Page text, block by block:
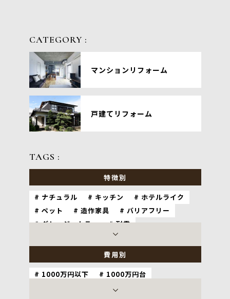
CATEGORY :
マンションリフォーム
戸建てリフォーム
TAGS :
特徴別
ナチュラル キッチン
ホテルライク
ペット
造作家具
バリアフリー
グレージュカラー
耐震
和室
費用別
1000万円以下
1000万円台
3000万円以上